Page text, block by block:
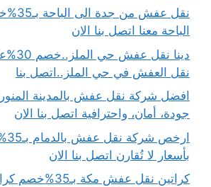
نقل
الباحة معنا اتصل بنا الان
دينا
نقل العفش في حي الملز..اتصل بنا
جودة، أمان، واحترافية اتصل بنا الان
بأسعار لا تُقارن اتصل بنا الان
كراتين نقل عفش مكة